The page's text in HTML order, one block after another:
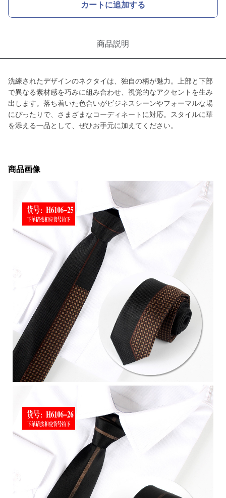
カートに追加する
商品説明
洗練されたデザインのネクタイは、独自の柄が魅力。上部と下部
で異なる素材感を巧みに組み合わせ、視覚的なアクセントを生み
出します。落ち着いた色合いがビジネスシーンやフォーマルな場
にぴったりで、さまざまなコーディネートに対応。スタイルに華
を添える一品として、ぜひお手元に加えてください。
商品画像